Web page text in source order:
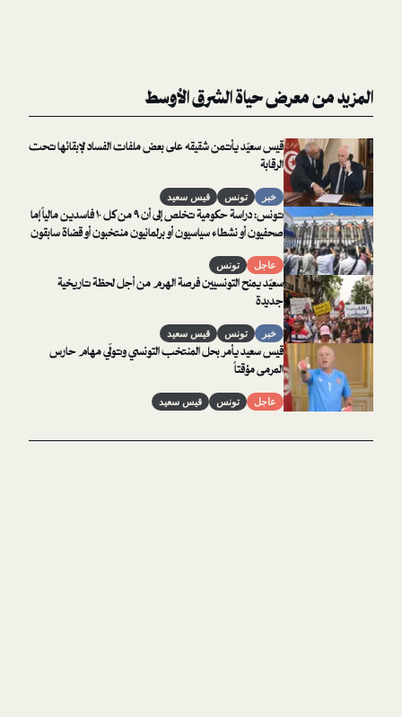
حياة الشرق الأوسط
قيس سعيّد يأتمن شقيقه على بعض ملفات الفساد لإبقائها تحت
الرقابة
خبر تونس قيس سعيد
تونس: دراسة حكومية تخلص إلى أن ٩ من كل ١٠ فاسدين مالياً إما
صحفيون أو نشطاء سياسيون أو برلمانيون منتخبون أو قضاة سابقون
أو نساء
عاجل تونس
سعيّد يمنح التونسيين فرصة الهرم من أجل لحظة تاريخية
جديدة
خبر تونس قيس سعيد
قيس سعيد يأمر بحل المنتخب التونسي وتولّي مهام حارس
المرمى مؤقتاً
عاجل تونس قيس سعيد